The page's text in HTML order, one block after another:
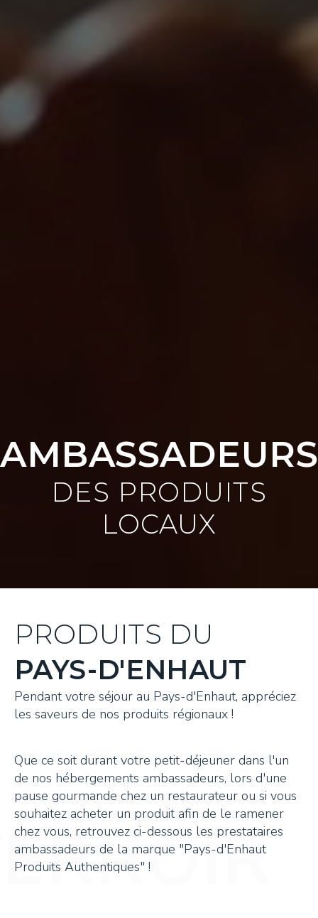
AMBASSADEURS
DES PRODUITS
LOCAUX
PRODUITS DU
PAYS-D'ENHAUT
Pendant votre séjour au Pays-d'Enhaut, appréciez
les saveurs de nos produits régionaux !
Que ce soit durant votre petit-déjeuner dans l'un
de nos hébergements ambassadeurs, lors d'une
pause gourmande chez un restaurateur ou si vous
souhaitez acheter un produit afin de le ramener
chez vous, retrouvez ci-dessous les prestataires
ambassadeurs de la marque "Pays-d'Enhaut
Produits Authentiques" !